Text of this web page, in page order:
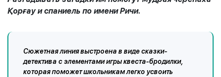
Қорғау и спаниель по имени Ричи.
Сюжетная линия выстроена в виде сказки-
детектива с элементами игры квеста-бродилки,
которая поможет школьникам легко усвоить